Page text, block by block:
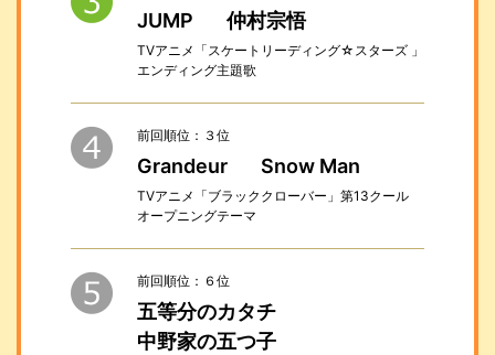
JUMP 仲村宗悟
TVアニメ「スケートリーディング☆スターズ 」
エンディング主題歌
前回順位：３位
Grandeur Snow Man
TVアニメ「ブラッククローバー」第13クール
オープニングテーマ
前回順位：６位
五等分のカタチ
中野家の五つ子